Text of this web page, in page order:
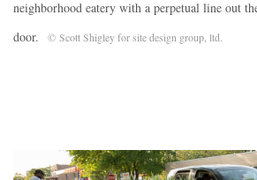
neighborhood eatery with a perpetual line out
door.
© Scott Shigley for site design group, ltd.